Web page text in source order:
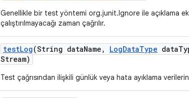
Genellikle bir test yöntemi org.junit.Ignore ile açıklama
çalıştırılmayacağı zaman çağrılır.
testLog(String dataName , LogDataType data
Stream)
Test çağrısından ilişkili günlük veya hata ayıklama